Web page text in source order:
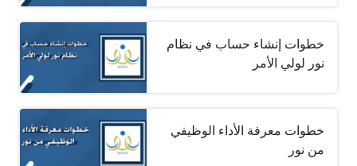
خطوات إنشاء حساب في نظام
نور لولي الأمر
خطوات معرفة الأداء الوظيفي
من نور